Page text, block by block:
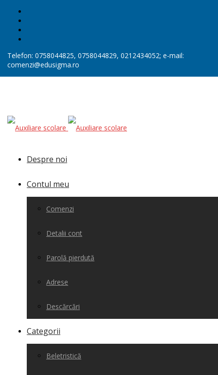
Telefon: 0758044825, 0758044829, 0212434052; e-mail:
comenzi@edusigma.ro
Despre noi
Contul meu
Comenzi
Detalii cont
Parolă pierdută
Adrese
Descărcări
Categorii
Beletristică